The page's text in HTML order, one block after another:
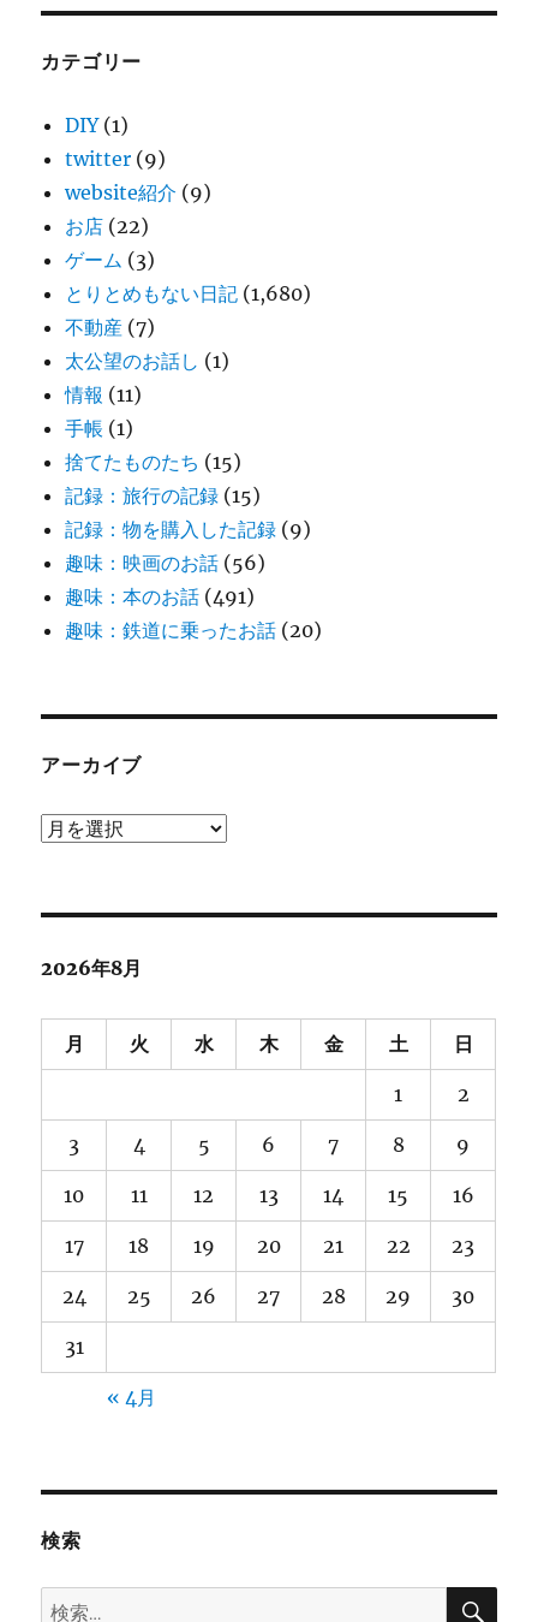
カテゴリー
DIY(1)
twitter (9)
website紹介 (9)
お店 (22)
ゲーム (3)
とりとめもない日記 (1,680)
不動産 (7)
太公望のお話し (1)
情報 (11)
手帳 (1)
捨てたものたち (15)
記録：旅行の記録 (15)
記録：物を購入した記録 (9)
趣味：映画のお話 (56)
趣味：本のお話 (491)
趣味：鉄道に乗ったお話 (20)
アーカイブ
ア
ブ
2026年8月
月 火 水 木 金 土 日
1 2
3 4 5 6 7 8 9
10 11 12 13 14 15 16
17 18 19 20 21 22 23
24 25 26 27 28 29 30
31
« 4月
検索
検
検